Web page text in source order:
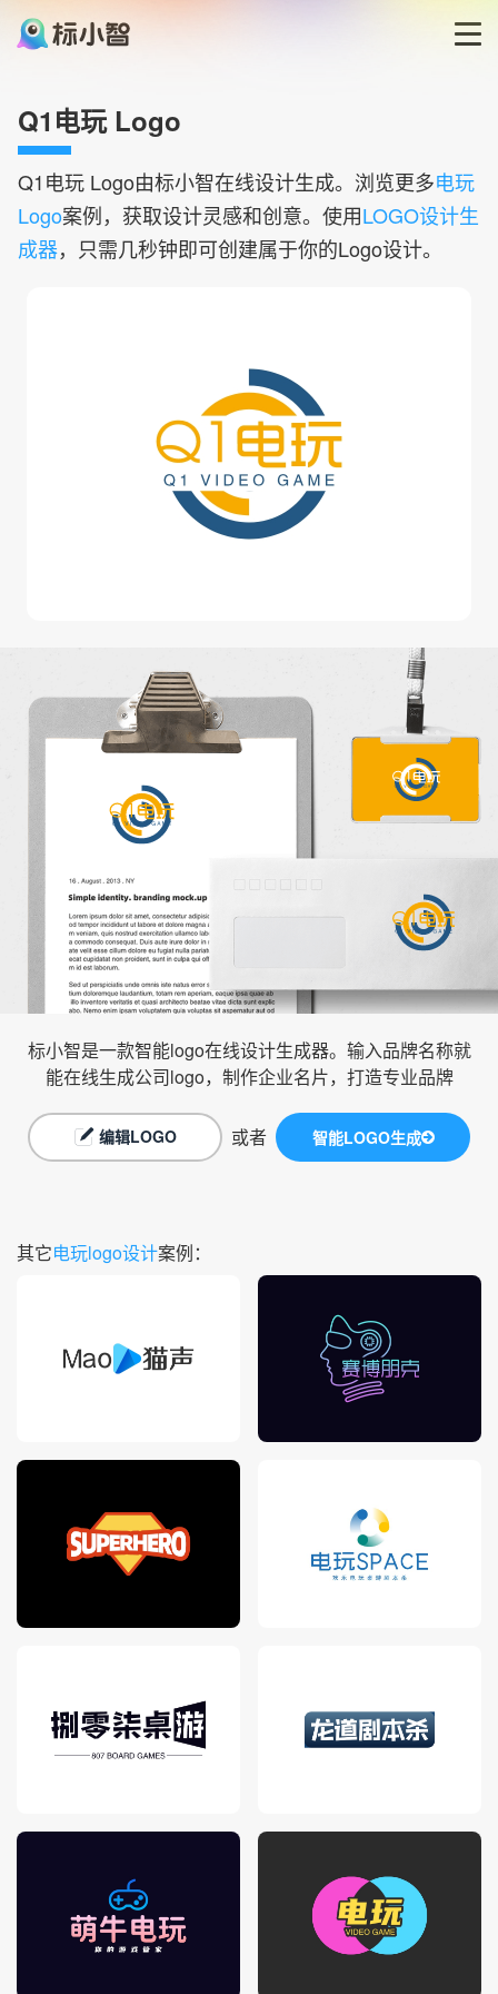
LOGO生成器
LOGO模板
登录
Q1电玩 Logo
Q1电玩 Logo由标小智在线设计生成。浏览更多电玩
Logo案例，获取设计灵感和创意。使用LOGO设计生
成器，只需几秒钟即可创建属于你的Logo设计。
标小智是一款智能logo在线设计生成器。输入品牌名称就
能在线生成公司logo，制作企业名片，打造专业品牌
编辑LOGO 或者 智能LOGO生成
其它电玩logo设计案例：